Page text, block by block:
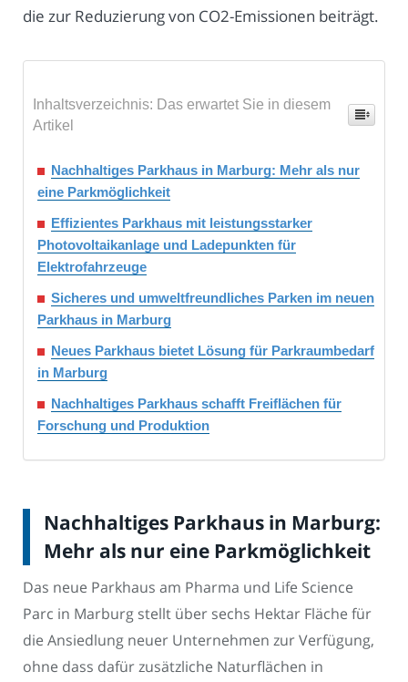
die zur Reduzierung von CO2-Emissionen beiträgt.
Inhaltsverzeichnis: Das erwartet Sie in diesem
Artikel
Nachhaltiges Parkhaus in Marburg: Mehr als nur
eine Parkmöglichkeit
Effizientes Parkhaus mit leistungsstarker
Photovoltaikanlage und Ladepunkten für
Elektrofahrzeuge
Sicheres und umweltfreundliches Parken im neuen
Parkhaus in Marburg
Neues Parkhaus bietet Lösung für Parkraumbedarf
in Marburg
Nachhaltiges Parkhaus schafft Freiflächen für
Forschung und Produktion
Nachhaltiges Parkhaus in Marburg:
Mehr als nur eine Parkmöglichkeit
Das neue Parkhaus am Pharma und Life Science
Parc in Marburg stellt über sechs Hektar Fläche für
die Ansiedlung neuer Unternehmen zur Verfügung,
ohne dass dafür zusätzliche Naturflächen in